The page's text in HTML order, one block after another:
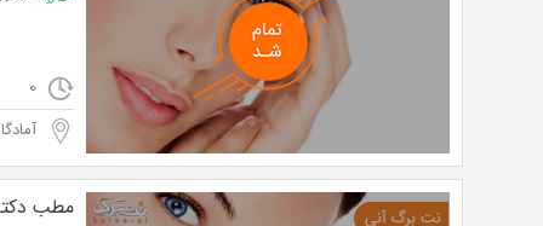
0
مطب